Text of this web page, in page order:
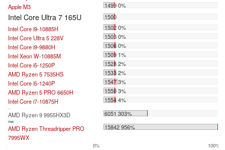
Apple M3
1499 0%
Intel Core Ultra 7 165U
1500
Intel Core i9-10885H
1502 0%
Intel Core Ultra 5 228V
1503 0%
Intel Core i9-9880H
1506 0%
Intel Xeon W-10885M
1509 1%
Intel Core i5-1250P
1528 2%
AMD Ryzen 5 7535HS
1533 2%
Intel Core i5-1240P
1547 3%
AMD Ryzen 5 PRO 6650H
1550 3%
Intel Core i7-10875H
1554 4%
...
AMD Ryzen 9 9955HX3D 6051 303%
max:
AMD Ryzen Threadripper PRO
7995WX
15842 956%
0% 100%